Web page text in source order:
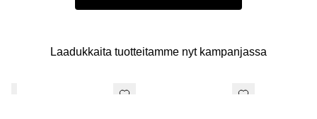
Laadukkaita tuotteitamme nyt kampanjassa